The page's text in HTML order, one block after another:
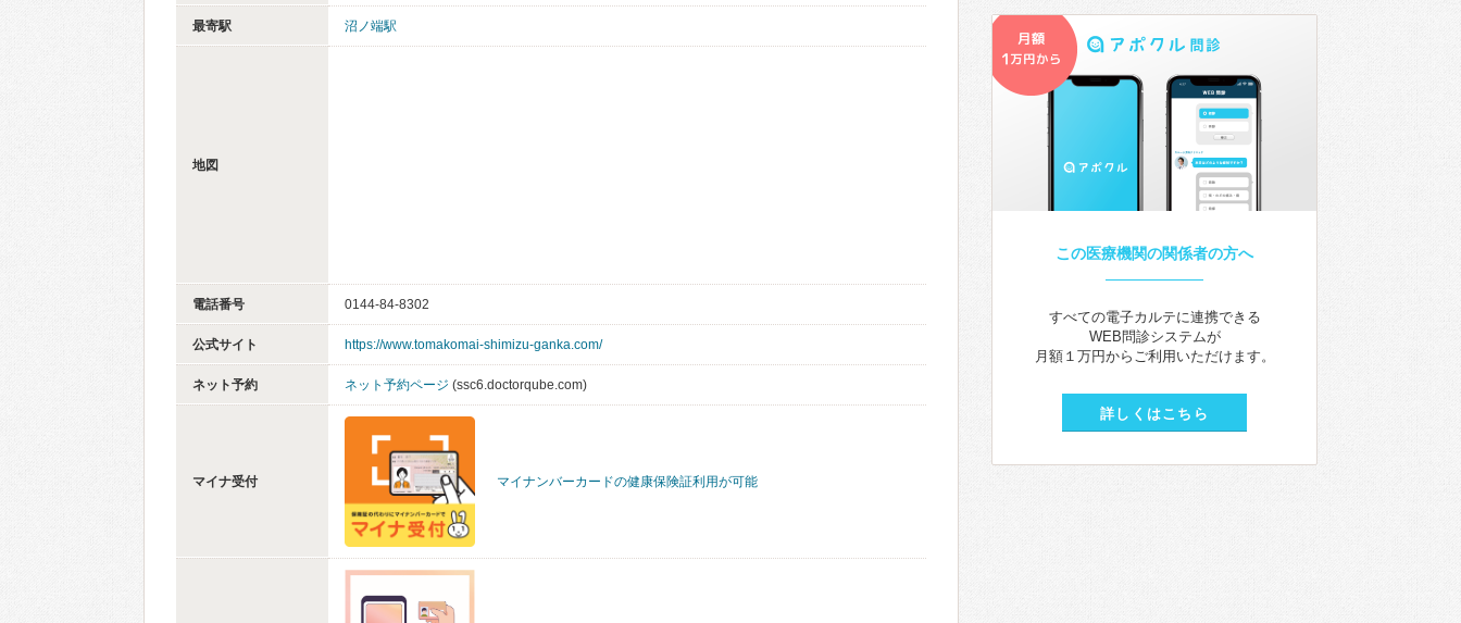
最寄駅 沼ノ端駅
地図
電話番号 0144-84-8302
公式サイト https://www.tomakomai-shimizu-ganka.com/
ネット予約 ネット予約ページ (ssc6.doctorqube.com)
マイナ受付 マイナンバーカードの健康保険証利用が可能
この医療機関の関係者の方へ
すべての電子カルテに連携できる
WEB問診システムが
月額１万円からご利用いただけます。
詳しくはこちら